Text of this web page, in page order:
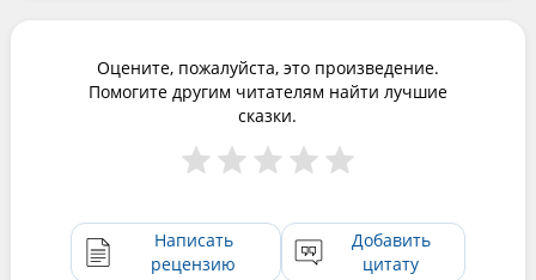
Оцените, пожалуйста, это произведение.
Помогите другим читателям найти лучшие
сказки.
Написать
рецензию
Добавить
цитату